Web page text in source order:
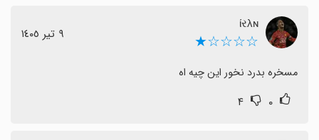
ίરλɴ
☆☆☆☆★ ٩ تیر ١٤٠٥
مسخره بدرد نخور این چیه اه
۰ ۴